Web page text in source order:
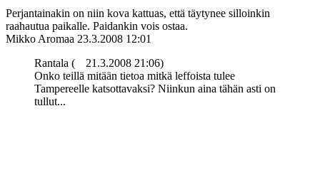
Perjantainakin on niin kova kattuas, että täytynee silloinkin
raahautua paikalle. Paidankin vois ostaa.
Mikko Aromaa 23.3.2008 12:01
Rantala (
21.3.2008 21:06)
Onko teillä mitään tietoa mitkä leffoista tulee
Tampereelle katsottavaksi? Niinkun aina tähän asti on
tullut...